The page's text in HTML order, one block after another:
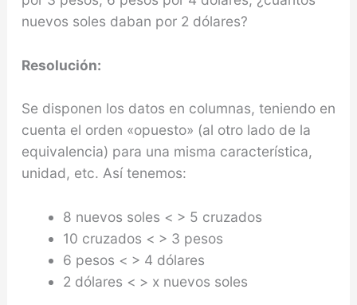
nuevos soles daban por 2 dólares?
Resolución:
Se disponen los datos en columnas, teniendo en
cuenta el orden «opuesto» (al otro lado de la
equivalencia) para una misma característica,
unidad, etc. Así tenemos:
8 nuevos soles < > 5 cruzados
10 cruzados < > 3 pesos
6 pesos < > 4 dólares
2 dólares < > x nuevos soles